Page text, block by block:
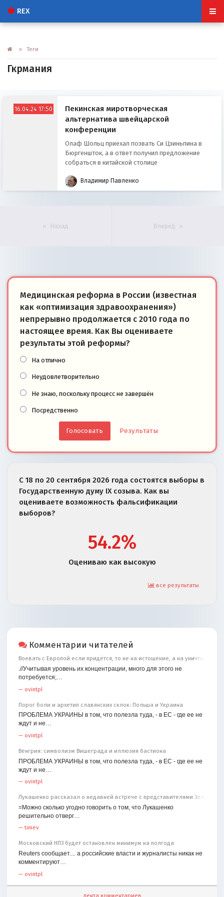
REX
» Теги
Гкрмания
16.04.24 17:50
Пекинская миротворческая
альтернатива швейцарской
конференции
Олаф Шольц приехал позвать Си Цзиньпина в
Бюргеншток, а в ответ получил предложение
собраться в китайской столице
Владимир Павленко
Назад Вперёд
Медицинская реформа в России (известная
как «оптимизация здравоохранения»)
непрерывно продолжается с 2010 года по
настоящее время. Как Вы оцениваете
результаты этой реформы?
На отлично
Неудовлетворительно
Не знаю, поскольку процесс не завершён
Посредственно
Результаты
С 18 по 20 сентября 2026 года состоятся выборы в
Государственную думу IX созыва. Как вы
оцениваете возможность фальсификации
выборов?
54.2%
Оцениваю как высокую
все результаты
Комментарии читателей
Воевать с Европой если придётся, то не на истощение, а на уничтожение
.//Учитывая уровень их концентрации, много для этого не
потребуется;…
— ovintpl
Порог боли и архетип славянских склок: Польша и Украина
ПРОБЛЕМА УКРАИНЫ в том, что полезла туда, - в ЕС - где ее не
ждут и не…
— ovintpl
Венгрия: символизм Вишеграда и иллюзия бастиона
ПРОБЛЕМА УКРАИНЫ в том, что полезла туда, - в ЕС - где ее не
ждут и не…
— ovintpl
Лукашенко рассказал о недавней встрече с представителями
=Можно сколько угодно говорить о том, что Лукашенко
решительно отверг…
—timev
Московский НПЗ будет остановлен минимум на полгода
Reuters сообщает.... а российские власти и журналисты никак не
комментируют…
— ovintpl
лента комментариев